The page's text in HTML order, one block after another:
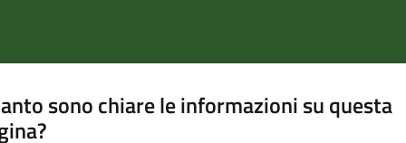
sono chiare le informazioni su questa